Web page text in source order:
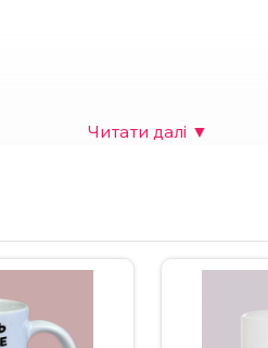
нами в Інстаграмі, Телеграмі або